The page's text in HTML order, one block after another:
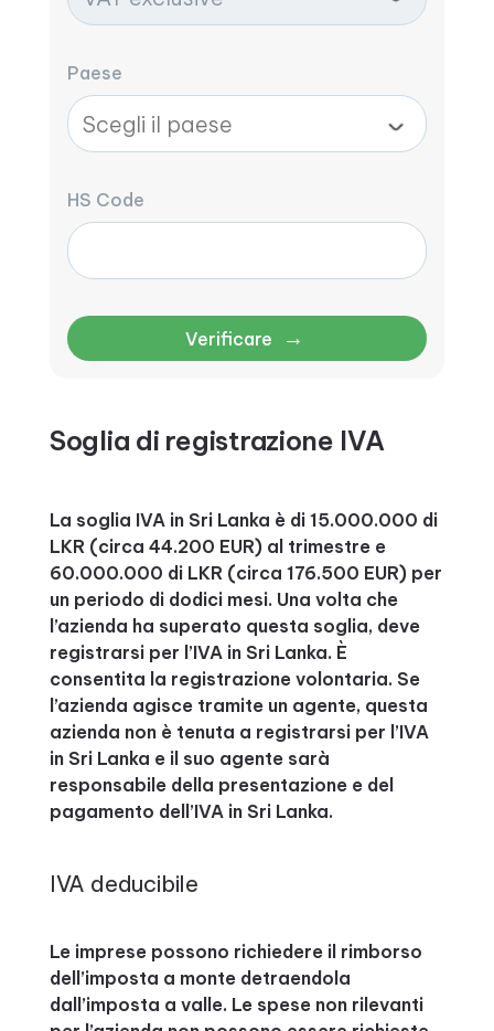
Paese
HS Code
Verificare →
Soglia di registrazione IVA
La soglia IVA in Sri Lanka è di 15.000.000 di
LKR (circa 44.200 EUR) al trimestre e
60.000.000 di LKR (circa 176.500 EUR) per
un periodo di dodici mesi. Una volta che
l’azienda ha superato questa soglia, deve
registrarsi per l’IVA in Sri Lanka. È
consentita la registrazione volontaria. Se
l’azienda agisce tramite un agente, questa
azienda non è tenuta a registrarsi per l’IVA
in Sri Lanka e il suo agente sarà
responsabile della presentazione e del
pagamento dell’IVA in Sri Lanka.
IVA deducibile
Le imprese possono richiedere il rimborso
dell’imposta a monte detraendola
dall’imposta a valle. Le spese non rilevanti